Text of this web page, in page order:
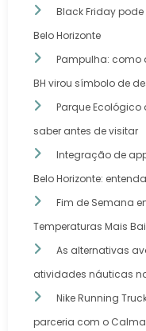
Black Friday
Belo Horizonte
Pampulha: como
BH virou símbolo de
Parque
saber antes de visitar
Integração de
Belo Horizonte:
Fim de Semana
Temperaturas Mais
As alternativas
atividades náuticas
Nike Running
parceria com o